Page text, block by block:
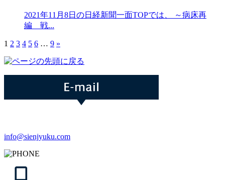
2021年11月8日の日経新聞一面TOPでは、 ～病床再
編 戦...
1 2 3 4 5 6 … 9 »
info@sienjyuku.com